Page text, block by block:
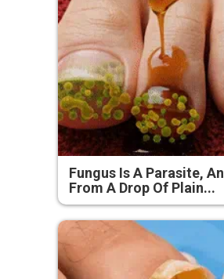
Fungus Is A Parasite,
From A Drop Of Plain...